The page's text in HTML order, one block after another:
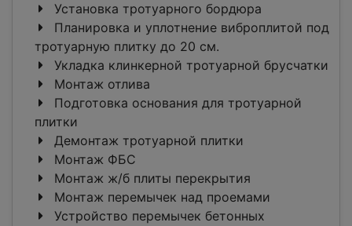
Установка тротуарного бордюра
Планировка и уплотнение виброплитой под
тротуарную плитку до 20 см.
Укладка клинкерной тротуарной брусчатки
Монтаж отлива
Подготовка основания для тротуарной
плитки
Демонтаж тротуарной плитки
Монтаж ФБС
Монтаж ж/б плиты перекрытия
Монтаж перемычек над проемами
Устройство перемычек бетонных